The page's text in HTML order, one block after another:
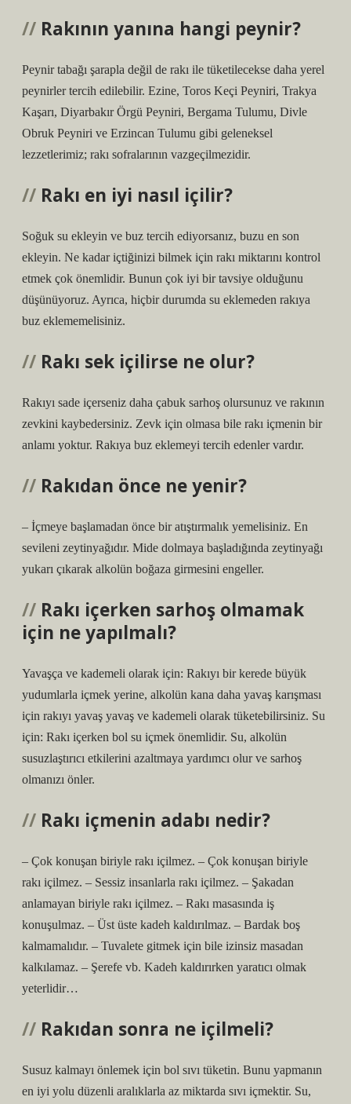
Rakının yanına hangi peynir?
Peynir tabağı şarapla değil de rakı ile tüketilecekse daha yerel
peynirler tercih edilebilir. Ezine, Toros Keçi Peyniri, Trakya
Kaşarı, Diyarbakır Örgü Peyniri, Bergama Tulumu, Divle
Obruk Peyniri ve Erzincan Tulumu gibi geleneksel
lezzetlerimiz; rakı sofralarının vazgeçilmezidir.
Rakı en iyi nasıl içilir?
Soğuk su ekleyin ve buz tercih ediyorsanız, buzu en son
ekleyin. Ne kadar içtiğinizi bilmek için rakı miktarını kontrol
etmek çok önemlidir. Bunun çok iyi bir tavsiye olduğunu
düşünüyoruz. Ayrıca, hiçbir durumda su eklemeden rakıya
buz eklememelisiniz.
Rakı sek içilirse ne olur?
Rakıyı sade içerseniz daha çabuk sarhoş olursunuz ve rakının
zevkini kaybedersiniz. Zevk için olmasa bile rakı içmenin bir
anlamı yoktur. Rakıya buz eklemeyi tercih edenler vardır.
Rakıdan önce ne yenir?
– İçmeye başlamadan önce bir atıştırmalık yemelisiniz. En
sevileni zeytinyağıdır. Mide dolmaya başladığında zeytinyağı
yukarı çıkarak alkolün boğaza girmesini engeller.
Rakı içerken sarhoş olmamak
için ne yapılmalı?
Yavaşça ve kademeli olarak için: Rakıyı bir kerede büyük
yudumlarla içmek yerine, alkolün kana daha yavaş karışması
için rakıyı yavaş yavaş ve kademeli olarak tüketebilirsiniz. Su
için: Rakı içerken bol su içmek önemlidir. Su, alkolün
susuzlaştırıcı etkilerini azaltmaya yardımcı olur ve sarhoş
olmanızı önler.
Rakı içmenin adabı nedir?
– Çok konuşan biriyle rakı içilmez. – Çok konuşan biriyle
rakı içilmez. – Sessiz insanlarla rakı içilmez. – Şakadan
anlamayan biriyle rakı içilmez. – Rakı masasında iş
konuşulmaz. – Üst üste kadeh kaldırılmaz. – Bardak boş
kalmamalıdır. – Tuvalete gitmek için bile izinsiz masadan
kalkılamaz. – Şerefe vb. Kadeh kaldırırken yaratıcı olmak
yeterlidir…
Rakıdan sonra ne içilmeli?
Susuz kalmayı önlemek için bol sıvı tüketin. Bunu yapmanın
en iyi yolu düzenli aralıklarla az miktarda sıvı içmektir. Su,